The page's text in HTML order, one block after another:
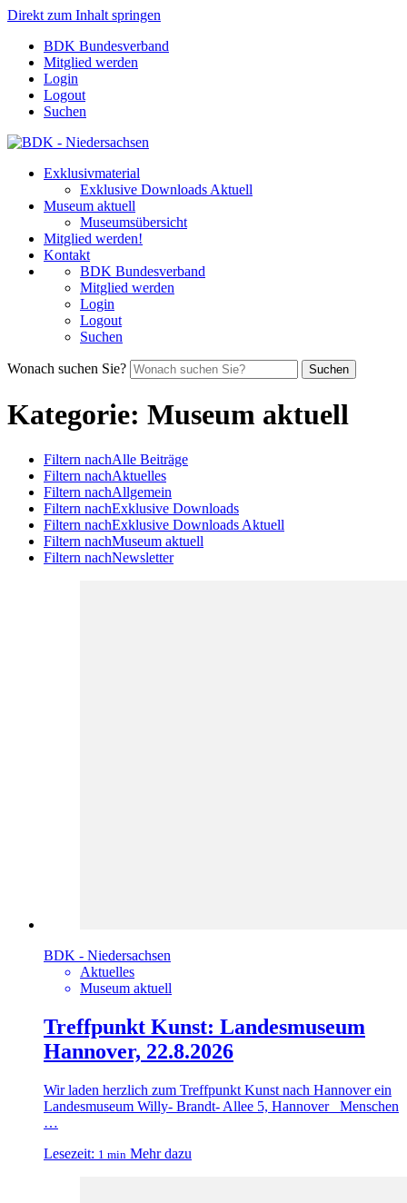
Direkt zum Inhalt springen
BDK Bundesverband
Mitglied werden
Login
Logout
Suchen
Exklusivmaterial
Exklusive Downloads Aktuell
Museum aktuell
Museumsübersicht
Mitglied werden!
Kontakt
BDK Bundesverband
Mitglied werden
Login
Logout
Suchen
Wonach suchen Sie? Suchen
Kategorie: Museum aktuell
Filtern nachAlle Beiträge
Filtern nachAktuelles
Filtern nachAllgemein
Filtern nachExklusive Downloads
Filtern nachExklusive Downloads Aktuell
Filtern nachMuseum aktuell
Filtern nachNewsletter
BDK - Niedersachsen
Aktuelles
Museum aktuell
Treffpunkt Kunst: Landesmuseum
Hannover, 22.8.2026
Wir laden herzlich zum Treffpunkt Kunst nach Hannover ein
Landesmuseum Willy- Brandt- Allee 5, Hannover Menschen
…
Lesezeit: 1 min Mehr dazu